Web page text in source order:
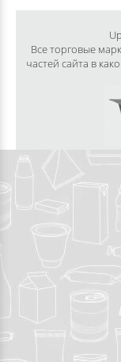
Все торговые
частей сайта в